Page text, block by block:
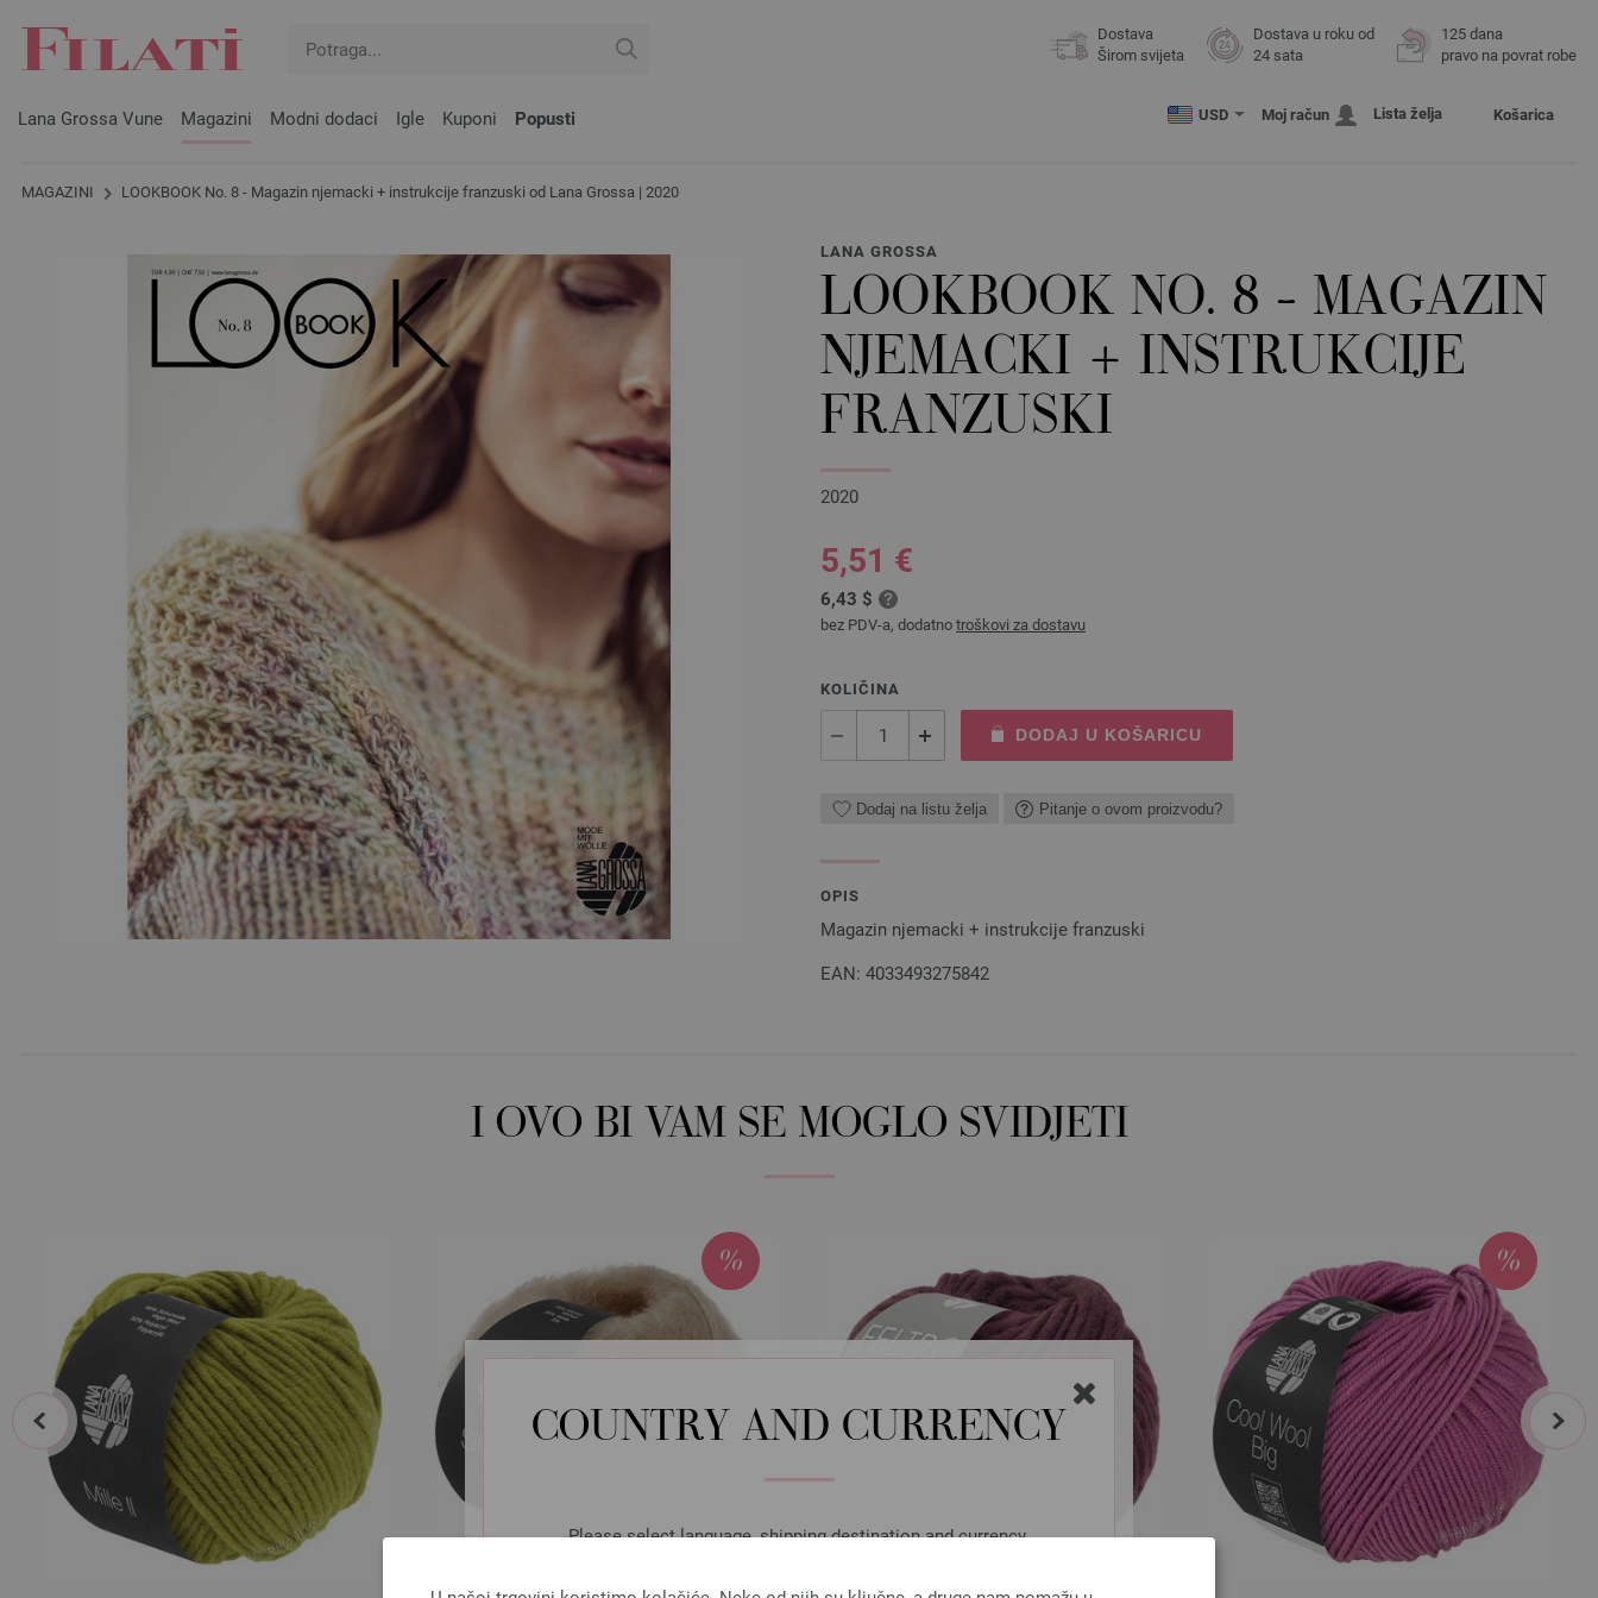
COUNTRY AND CURRENCY
Please select language, shipping destination and currency.
Dostava
Širom svijeta
Dostava u roku od
24 sata
125 dana
pravo na povrat robe
Lana Grossa Vune Magazini Modni dodaci Igle Kuponi Popusti USD Moj račun Lista želja Košarica
MAGAZINI LOOKBOOK No. 8 - Magazin njemacki + instrukcije franzuski od Lana Grossa | 2020
LANA GROSSA
LOOKBOOK NO. 8 - MAGAZIN
NJEMACKI + INSTRUKCIJE
FRANZUSKI
2020
5,51 €
6,43 $
bez PDV-a, dodatno troškovi za dostavu
KOLIČINA
DODAJ U KOŠARICU
Dodaj na listu želja Pitanje o ovom proizvodu?
OPIS
Magazin njemacki + instrukcije franzuski
EAN: 4033493275842
I OVO BI VAM SE MOGLO SVIDJETI
prev next